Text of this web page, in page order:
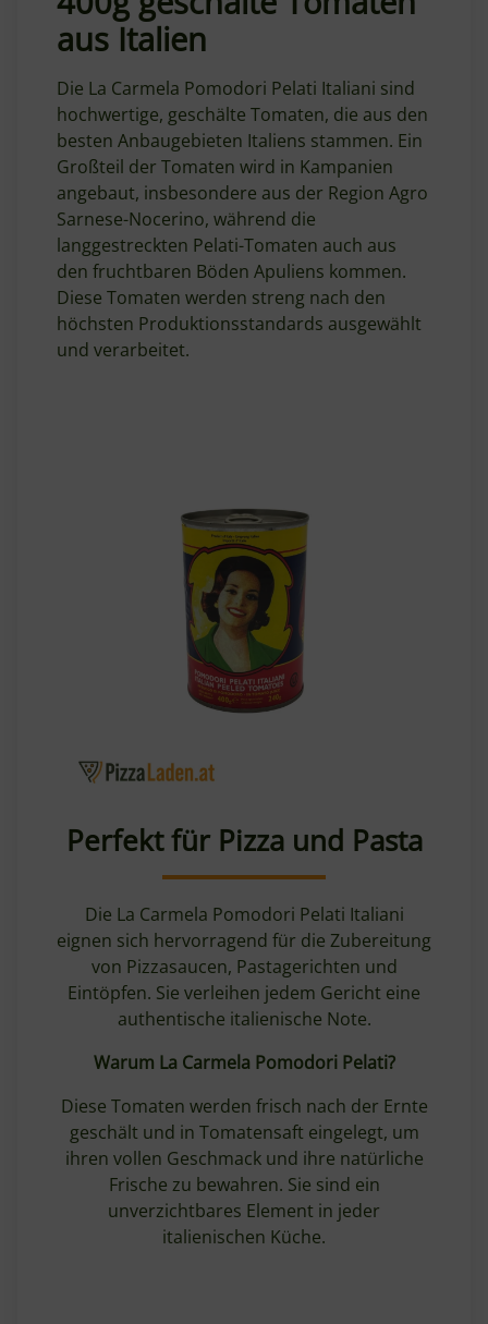
aus Italien
Die La Carmela Pomodori Pelati Italiani sind
hochwertige, geschälte Tomaten, die aus den
besten Anbaugebieten Italiens stammen. Ein
Großteil der Tomaten wird in Kampanien
angebaut, insbesondere aus der Region Agro
Sarnese-Nocerino, während die
langgestreckten Pelati-Tomaten auch aus
den fruchtbaren Böden Apuliens kommen.
Diese Tomaten werden streng nach den
höchsten Produktionsstandards ausgewählt
und verarbeitet.
Perfekt für Pizza und Pasta
Die La Carmela Pomodori Pelati Italiani
eignen sich hervorragend für die Zubereitung
von Pizzasaucen, Pastagerichten und
Eintöpfen. Sie verleihen jedem Gericht eine
authentische italienische Note.
Warum La Carmela Pomodori Pelati?
Diese Tomaten werden frisch nach der Ernte
geschält und in Tomatensaft eingelegt, um
ihren vollen Geschmack und ihre natürliche
Frische zu bewahren. Sie sind ein
unverzichtbares Element in jeder
italienischen Küche.